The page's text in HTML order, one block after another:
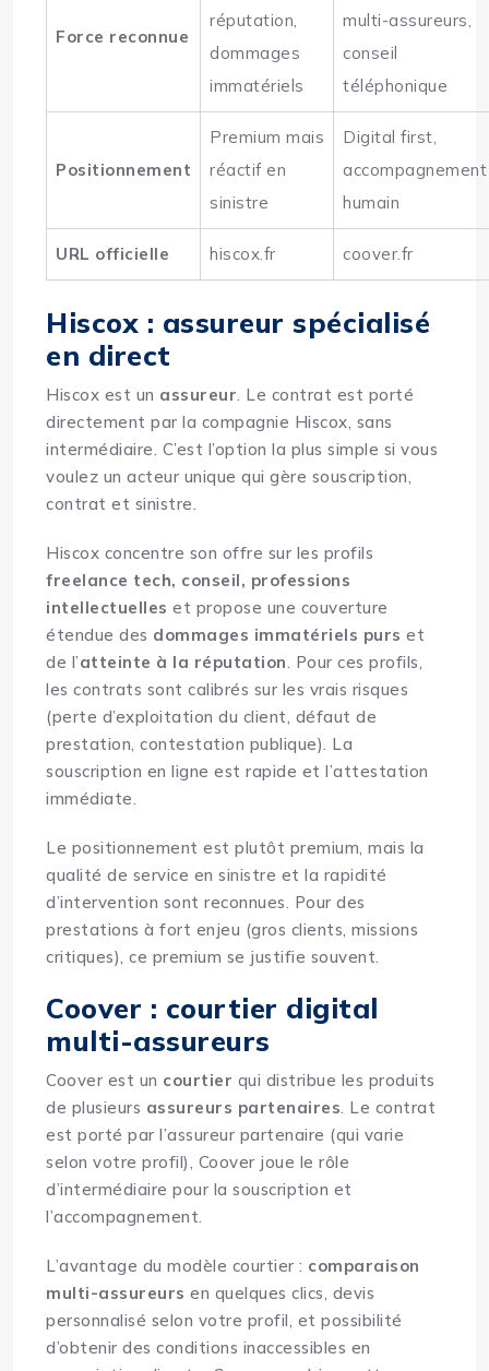
Force reconnue
réputation,
dommages
immatériels
multi-assureurs,
conseil
téléphonique
Positionnement
Premium mais
réactif en
sinistre
Digital first,
accompagnement
humain
URL officielle hiscox.fr coover.fr
Hiscox : assureur spécialisé
en direct
Hiscox est un assureur. Le contrat est porté
directement par la compagnie Hiscox, sans
intermédiaire. C’est l’option la plus simple si vous
voulez un acteur unique qui gère souscription,
contrat et sinistre.
Hiscox concentre son offre sur les profils
freelance tech, conseil, professions
intellectuelles et propose une couverture
étendue des dommages immatériels purs et
de l’atteinte à la réputation. Pour ces profils,
les contrats sont calibrés sur les vrais risques
(perte d’exploitation du client, défaut de
prestation, contestation publique). La
souscription en ligne est rapide et l’attestation
immédiate.
Le positionnement est plutôt premium, mais la
qualité de service en sinistre et la rapidité
d’intervention sont reconnues. Pour des
prestations à fort enjeu (gros clients, missions
critiques), ce premium se justifie souvent.
Coover : courtier digital
multi-assureurs
Coover est un courtier qui distribue les produits
de plusieurs assureurs partenaires. Le contrat
est porté par l’assureur partenaire (qui varie
selon votre profil), Coover joue le rôle
d’intermédiaire pour la souscription et
l’accompagnement.
L’avantage du modèle courtier : comparaison
multi-assureurs en quelques clics, devis
personnalisé selon votre profil, et possibilité
d’obtenir des conditions inaccessibles en